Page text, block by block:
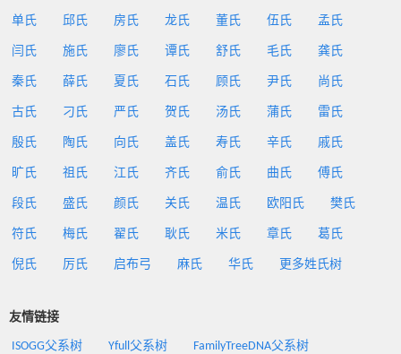
单氏 邱氏 房氏 龙氏 董氏 伍氏 孟氏
闫氏 施氏 廖氏 谭氏 舒氏 毛氏 龚氏
秦氏 薛氏 夏氏 石氏 顾氏 尹氏 尚氏
古氏 刁氏 严氏 贺氏 汤氏 蒲氏 雷氏
殷氏 陶氏 向氏 盖氏 寿氏 辛氏 戚氏
旷氏 祖氏 江氏 齐氏 俞氏 曲氏 傅氏
段氏 盛氏 颜氏 关氏 温氏 欧阳氏 樊氏
符氏 梅氏 翟氏 耿氏 米氏 章氏 葛氏
倪氏 厉氏 启布弓 麻氏 华氏 更多姓氏树
友情链接
ISOGG父系树 Yfull父系树 FamilyTreeDNA父系树